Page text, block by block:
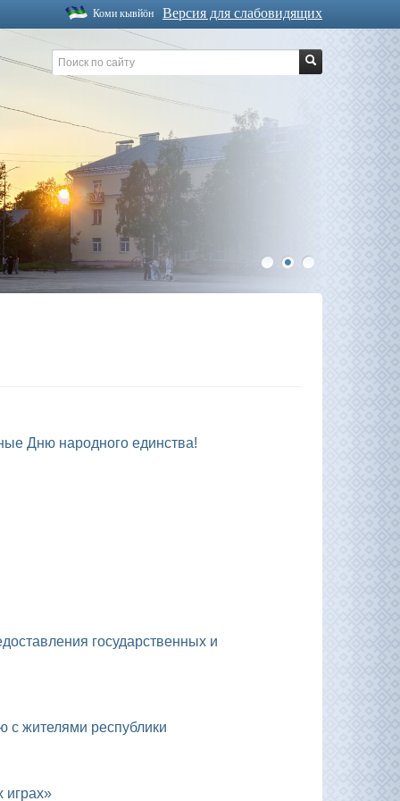
Версия для слабовидящих
Коми кывйöн
1 2 3
Дню народного единства!
с жителями республики
играх»